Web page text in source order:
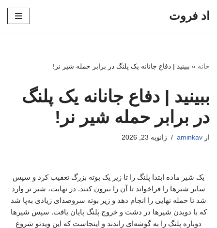
اد فروت
خانه » ببینید | دفاع جانانه یک پلنگ در برابر حمله شیر نر!
ببینید | دفاع جانانه یک پلنگ
در برابر حمله شیر نر!
از aminkav ژانویه 23, 2026
یک شیر ماده ابتدا پلنگ را تا زیر یک بوته بزرگ تعقیب کرد و سپس
سایر شیرها را فراخواند تا آن را بیرون کنند. در نهایت، شیر نر وارد
شد تا حمله نهایی را انجام دهد و زیر بوته سروصدای زیادی به‌پا شد
که با دویدن شیرها در دشت و خروج پلنگ پایان یافت. سپس شیرها
دوباره پلنگ را به گوشه‌ای راندند و اینجاست که این ویدئو شروع